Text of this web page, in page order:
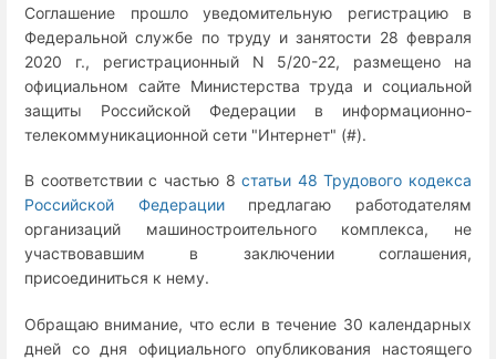
Соглашение прошло уведомительную регистрацию в
Федеральной службе по труду и занятости 28 февраля
2020 г., регистрационный N 5/20-22, размещено на
официальном сайте Министерства труда и социальной
защиты Российской Федерации в информационно-
телекоммуникационной сети "Интернет" (#).
В соответствии с частью 8статьи 48 Трудового кодекса
Российской Федерациипредлагаю работодателям
организаций машиностроительного комплекса, не
участвовавшим в заключении соглашения,
присоединиться к нему.
Обращаю внимание, что если в течение 30 календарных
дней со дня официального опубликования настоящего